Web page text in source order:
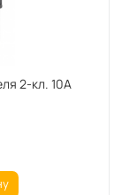
2-кл. 10А